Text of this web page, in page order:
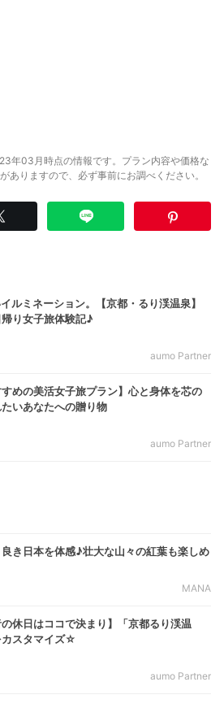
年03月時点の情報です。プラン内容や価格な
ありますので、必ず事前にお調べください。
ルミネーション。【京都・るり渓温泉】
り女子旅体験記♪
aumo Partner
すめの美活女子旅プラン】心と身体を芯の
いあなたへの贈り物
aumo Partner
良き日本を体感♪壮大な山々の紅葉も楽しめ
MANA
の休日はココで決まり】「京都るり渓温
カスタマイズ☆
aumo Partner